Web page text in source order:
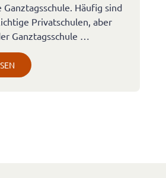
Ganztagsschule. Häufig sind
Privatschulen, aber
Ganztagsschule …